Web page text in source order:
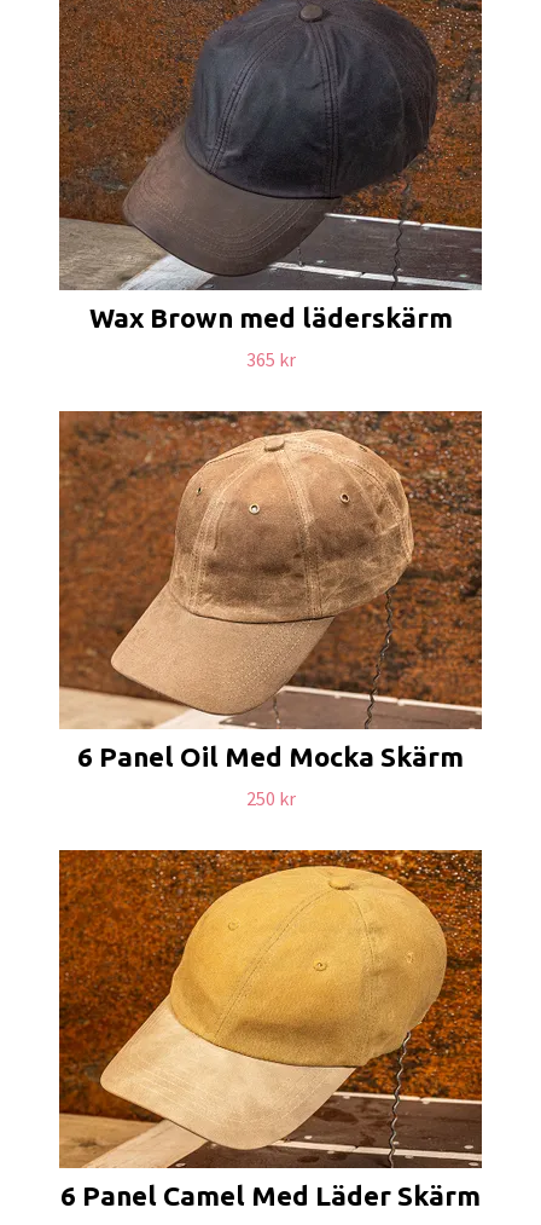
Wax Brown med läderskärm
365 kr
6 Panel Oil Med Mocka Skärm
250 kr
6 Panel Camel Med Läder Skärm